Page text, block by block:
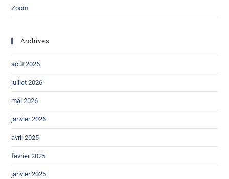
Zoom
Archives
août 2026
juillet 2026
mai 2026
janvier 2026
avril 2025
février 2025
janvier 2025